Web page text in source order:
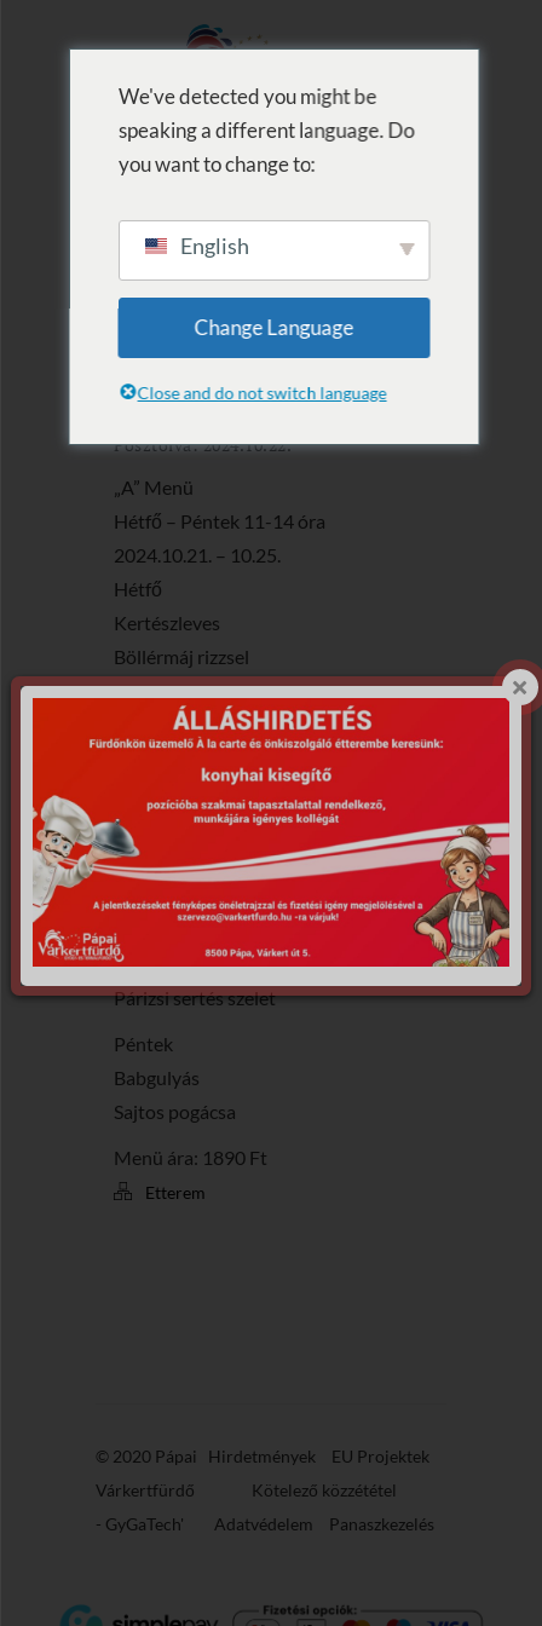
2024.10.21. –
10.27.
Posztolva: 2024.10.22.
„A” Menü
Hétfő – Péntek 11-14 óra
2024.10.21. – 10.25.
Hétfő
Kertészleves
Böllérmáj rizzsel
Kedd
Zöldségleves
Töltött paprika
Szerda
Májgaluskaleves
Kolozsvári rakott káposzta
Csütörtök
Palócleves
Párizsi sertés szelet
Péntek
Babgulyás
Sajtos pogácsa
Menü ára: 1890 Ft
Etterem
© 2020 Pápai
Várkertfürdő
- GyGaTech'
Hirdetmények
EU Projektek
Kötelező közzététel
Adatvédelem
Panaszkezelés
We've detected you might be
speaking a different language. Do
you want to change to:
English
Change Language
Close and do not switch language